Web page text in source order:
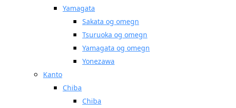
Yamagata
Sakata og omegn
Tsuruoka og omegn
Yamagata og omegn
Yonezawa
Kanto
Chiba
Chiba